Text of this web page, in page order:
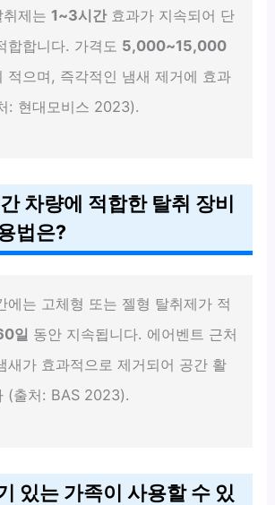
제는 1~3시간효과가 지속되어 단
합합니다. 가격도 5,000~15,000
적으며, 즉각적인 냄새 제거에 효과
: 현대모비스 2023).
차량에 적합한 탈취 장비
법은?
에는 고체형 또는 젤형 탈취제가 적
일 동안 지속됩니다. 에어벤트 근처
새가 효과적으로 제거되어 공간 활
(출처: BAS 2023).
있는 가족이 사용할 수 있